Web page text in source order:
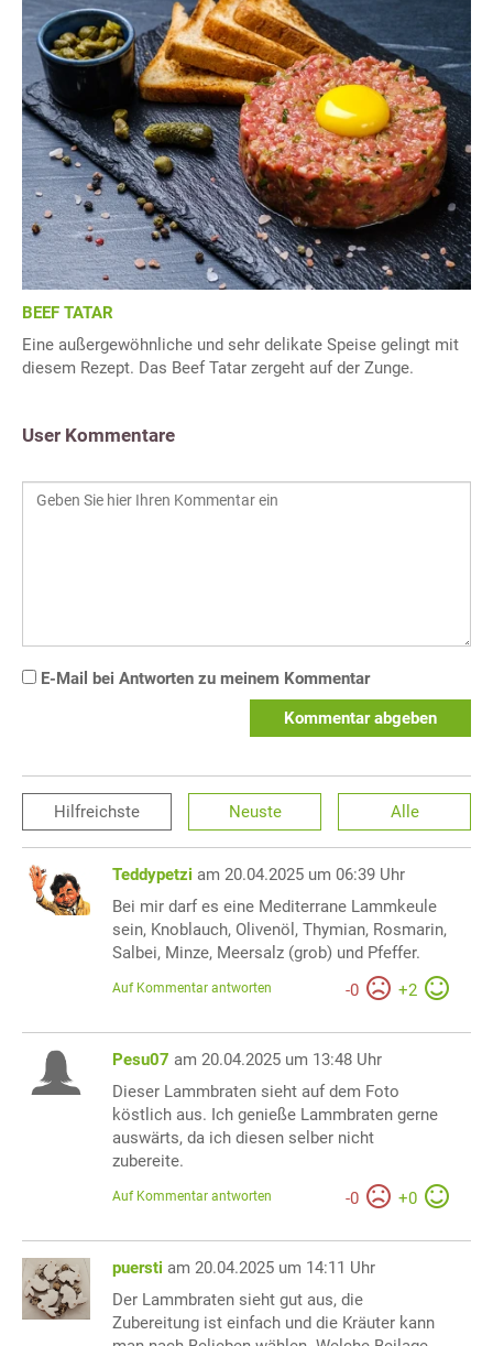
BEEF TATAR
Eine außergewöhnliche und sehr delikate Speise gelingt mit
diesem Rezept. Das Beef Tatar zergeht auf der Zunge.
User Kommentare
E-Mail bei Antworten zu meinem Kommentar
Kommentar abgeben
Hilfreichste Neuste Alle
Teddypetzi am 20.04.2025 um 06:39 Uhr
Bei mir darf es eine Mediterrane Lammkeule
sein, Knoblauch, Olivenöl, Thymian, Rosmarin,
Salbei, Minze, Meersalz (grob) und Pfeffer.
-0 +2
Auf Kommentar antworten
Pesu07 am 20.04.2025 um 13:48 Uhr
Dieser Lammbraten sieht auf dem Foto
köstlich aus. Ich genieße Lammbraten gerne
auswärts, da ich diesen selber nicht
zubereite.
-0 +0
Auf Kommentar antworten
puersti am 20.04.2025 um 14:11 Uhr
Der Lammbraten sieht gut aus, die
Zubereitung ist einfach und die Kräuter kann